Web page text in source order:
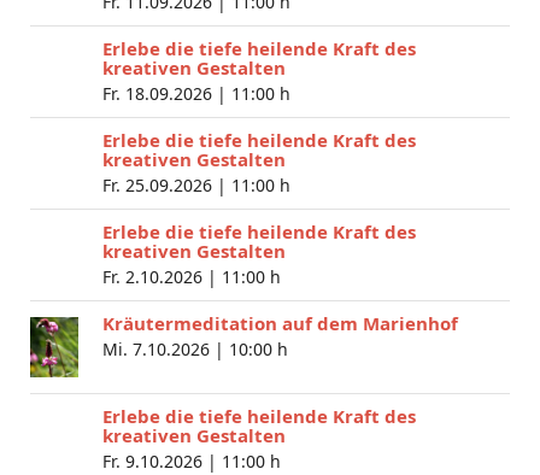
Erlebe die tiefe heilende Kraft des
kreativen Gestalten
Fr. 18.09.2026 | 11:00 h
Erlebe die tiefe heilende Kraft des
kreativen Gestalten
Fr. 25.09.2026 | 11:00 h
Erlebe die tiefe heilende Kraft des
kreativen Gestalten
Fr. 2.10.2026 | 11:00 h
Kräutermeditation auf dem Marienhof
Mi. 7.10.2026 | 10:00 h
Erlebe die tiefe heilende Kraft des
kreativen Gestalten
Fr. 9.10.2026 | 11:00 h